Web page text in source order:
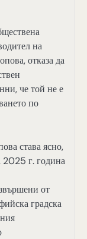
на
отказа да
че той не е
по
става ясно,
2025 г. година
от
градска